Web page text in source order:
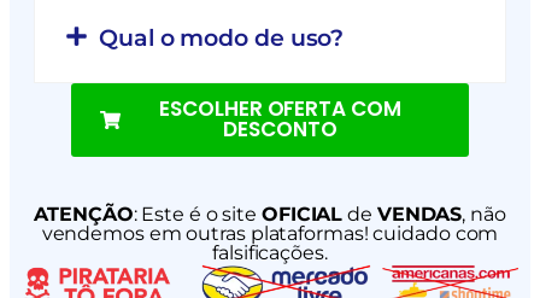
Qual o modo de uso?
ESCOLHER OFERTA COM
DESCONTO
ATENÇÃO: Este é o site OFICIAL de VENDAS, não
vendemos em outras plataformas! cuidado com
falsificações.